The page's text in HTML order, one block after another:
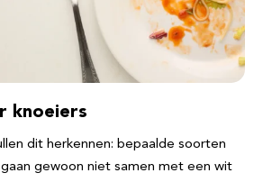
knoeiers
dit herkennen: bepaalde soorten
gewoon niet samen met een wit